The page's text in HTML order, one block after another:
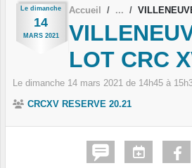
Le dimanche
14
MARS 2021
Accueil
LOT CRC
Le dimanche 14 mars 2021 de 14h45 à
CRCXV RESERVE 20.21